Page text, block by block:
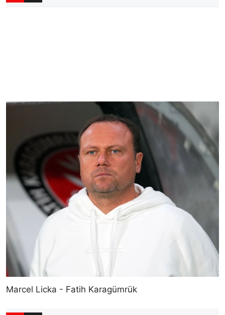
Marcel Licka - Fatih Karagümrük